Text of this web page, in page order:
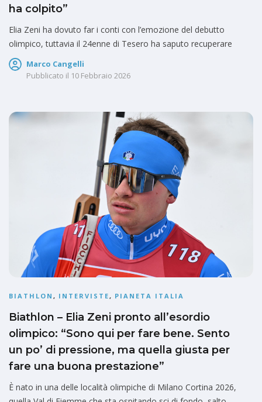
ha colpito”
Elia Zeni ha dovuto far i conti con l’emozione del debutto
olimpico, tuttavia il 24enne di Tesero ha saputo recuperare
Marco Cangelli
Pubblicato il 10 Febbraio 2026
BIATHLON , INTERVISTE, PIANETA ITALIA
Biathlon – Elia Zeni pronto all’esordio
olimpico: “Sono qui per fare bene. Sento
un po’ di pressione, ma quella giusta per
fare una buona prestazione”
È nato in una delle località olimpiche di Milano Cortina 2026,